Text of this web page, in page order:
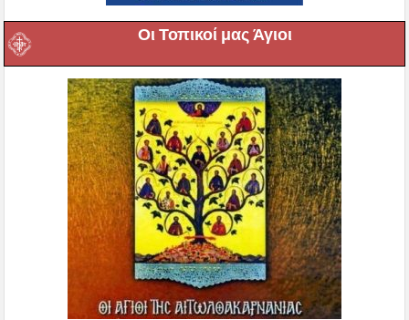
Οι Τοπικοί μας Άγιοι